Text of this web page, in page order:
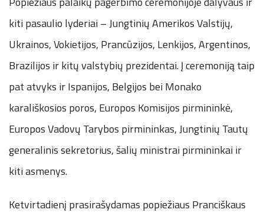
kiti pasaulio lyderiai – Jungtinių Amerikos Valstijų,
Ukrainos, Vokietijos, Prancūzijos, Lenkijos, Argentinos,
Brazilijos ir kitų valstybių prezidentai. Į ceremoniją taip
pat atvyks ir Ispanijos, Belgijos bei Monako
karališkosios poros, Europos Komisijos pirmininkė,
Europos Vadovų Tarybos pirmininkas, Jungtinių Tautų
generalinis sekretorius, šalių ministrai pirmininkai ir
kiti asmenys.
Ketvirtadienį prasirašydamas popiežiaus Pranciškaus